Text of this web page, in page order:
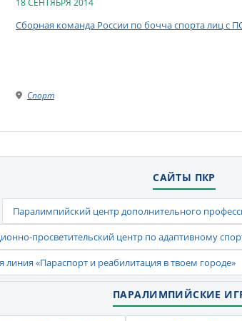
18 СЕНТЯБРЯ 2014
Сборная команда России по бочча спорта лиц с
Спорт
САЙТЫ ПКР
Паралимпийский центр дополнительного
просветительский центр по адаптивному
линия «Параспорт и реабилитация в твоем городе»
ПАРАЛИМПИЙСКИЕ